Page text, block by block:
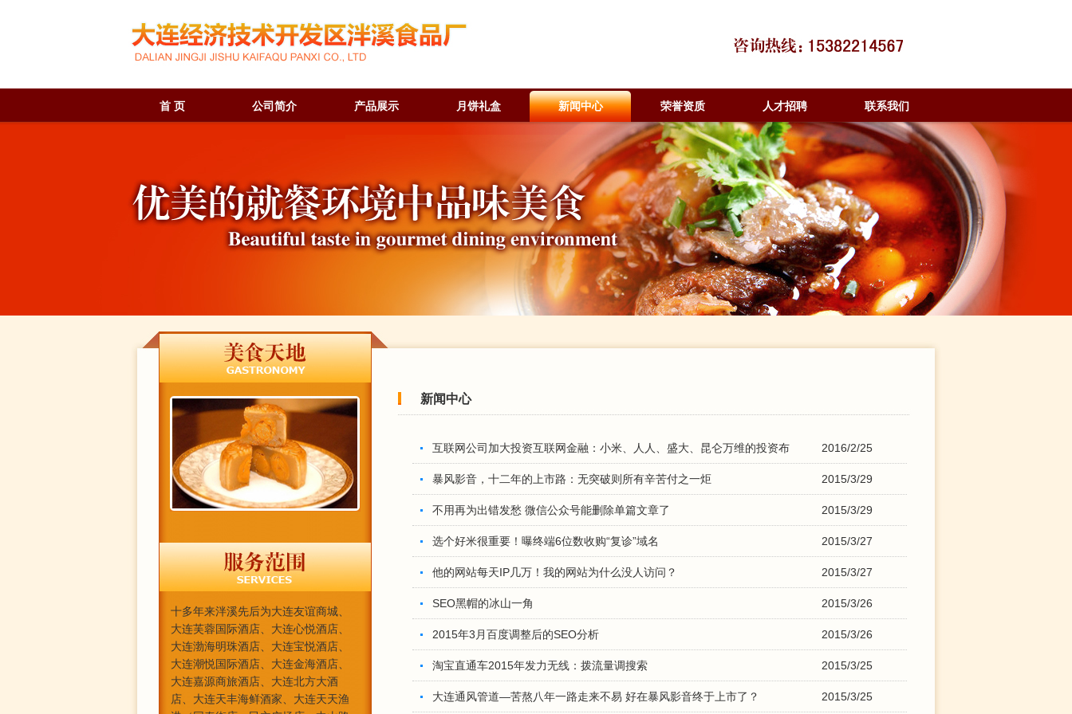
首 页 公司简介 产品展示 月饼礼盒 新闻中心 荣誉资质 人才招聘 联系我们
十多年来泮溪先后为大连友谊商城、
大连芙蓉国际酒店、大连心悦酒店、
大连渤海明珠酒店、大连宝悦酒店、
大连潮悦国际酒店、大连金海酒店、
大连嘉源商旅酒店、大连北方大酒
店、大连天丰海鲜酒家、大连天天渔
新闻中心
互联网公司加大投资互联网金融：小米、人人、盛大、昆仑万维的投资布 2016/2/25
暴风影音，十二年的上市路：无突破则所有辛苦付之一炬 2015/3/29
不用再为出错发愁 微信公众号能删除单篇文章了 2015/3/29
选个好米很重要！曝终端6位数收购“复诊”域名 2015/3/27
他的网站每天IP几万！我的网站为什么没人访问？ 2015/3/27
SEO黑帽的冰山一角 2015/3/26
2015年3月百度调整后的SEO分析 2015/3/26
淘宝直通车2015年发力无线：拨流量调搜索 2015/3/25
大连通风管道—苦熬八年一路走来不易 好在暴风影音终于上市了？ 2015/3/25